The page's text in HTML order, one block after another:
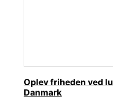
Oplev friheden ved
Danmark